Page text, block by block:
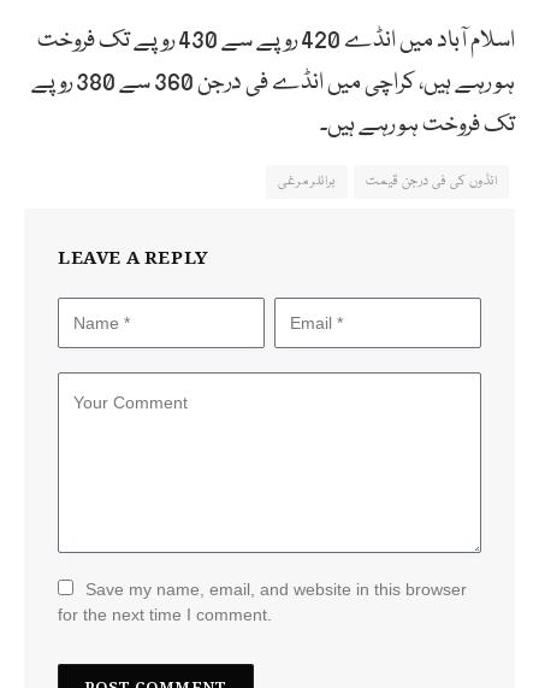
اسلام آباد میں انڈے 420 روپے سے 430 روپے تک فروخت
ہو رہے ہیں، کراچی میں انڈے فی درجن 360 سے 380 روپے
تک فروخت ہو رہے ہیں۔
انڈوں کی فی درجن قیمت برائلر مرغی
LEAVE A REPLY
Save my name, email, and website in this browser
for the next time I comment.